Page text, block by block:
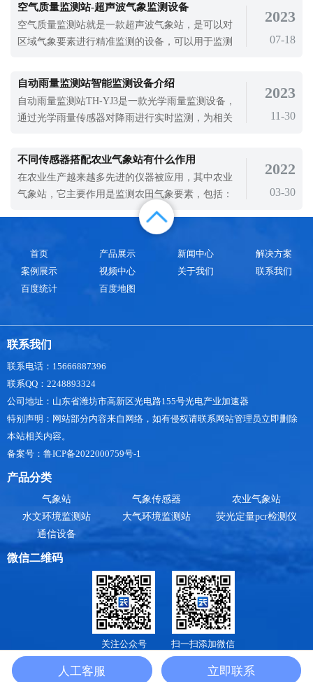
空气质量监测站-超声波气象监测设备
空气质量监测站就是一款超声波气象站，是可以对
区域气象要素进行精准监测的设备，可以用于监测
污染物的浓度水平，并提供相关数据以供决策者和
公众使用。这些站点的存在对于了解和解决环境问
题至关重要，并且在当今环保和健康意识
2023
07-18
自动雨量监测站智能监测设备介绍
自动雨量监测站TH-YJ3是一款光学雨量监测设备，
通过光学雨量传感器对降雨进行实时监测，为相关
对水生生物产生影响。所以暴雨是一种常见的极端
气象事件，会在很多方面影响环境。为避免这些影
响，全社会需要加强环境保护和预防措施的
2023
11-30
不同传感器搭配农业气象站有什么作用
在农业生产越来越多先进的仪器被应用，其中农业
气象站，它主要作用是监测农田气象要素，包括：
温度、湿度、风速、风向、等。本文为大家介绍.....
2022
03-30
首页 产品展示 新闻中心
解决方案
案例展示
视频中心 关于我们
联系我们
百度统计
百度地图
联系我们
联系电话：15666887396
联系QQ：2248893324
公司地址：山东省潍坊市高新区光电路155号光电产业加速器
特别声明：网站部分内容来自网络，如有侵权请联系网站管理员立即删除
本站相关内容。
备案号：鲁ICP备2022000759号-1
产品分类
气象站 气象传感器
农业气象站
水文环境监测站
大气环境监测站
荧光定量pcr检测仪
通信设备
微信二维码
关注公众号 扫一扫添加微信
山东天合环境科技有限公司是 小型气象站 防爆气象站 ，手持气象站厂家
气象
人工客服 立即联系